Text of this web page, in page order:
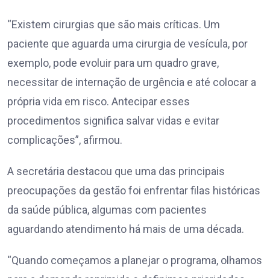
“Existem cirurgias que são mais críticas. Um
paciente que aguarda uma cirurgia de vesícula, por
exemplo, pode evoluir para um quadro grave,
necessitar de internação de urgência e até colocar a
própria vida em risco. Antecipar esses
procedimentos significa salvar vidas e evitar
complicações”, afirmou.
A secretária destacou que uma das principais
preocupações da gestão foi enfrentar filas históricas
da saúde pública, algumas com pacientes
aguardando atendimento há mais de uma década.
“Quando começamos a planejar o programa, olhamos